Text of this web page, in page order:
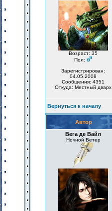
Возраст: 35
Пол:
Зарегистрирован:
04.05.2008
Сообщения: 4351
Откуда: Местный дварх
Вернуться к началу
Автор
Вега де Вайл
Ночной Ветер